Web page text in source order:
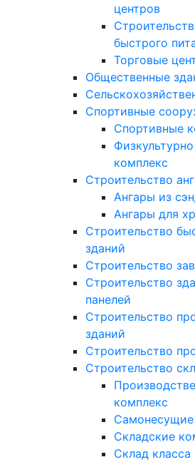
центров
быстрого
Торговые
Общественные
Спортивные
Спортивные
комплекс
Строительство
Ангары из
Ангары для
Строительство
зданий
Строительство
Строительство
панелей
Строительство
зданий
Строительство
Строительство
комплекс
Складские
Склад класса